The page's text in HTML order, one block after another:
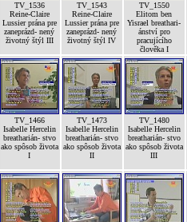
TV_1536
Reine-Claire
Lussier prána pre
zaneprázd- nený
životný štýl III
TV_1543
Reine-Claire
Lussier prána pre
zaneprázd- nený
životný štýl IV
TV_1550
Elitom ben
Yisrael breathari-
ánství pro
pracujícího
člověka I
TV_1466
Isabelle Hercelin
breatharián- stvo
ako spôsob života
I
TV_1473
Isabelle Hercelin
breatharián- stvo
ako spôsob života
II
TV_1480
Isabelle Hercelin
breatharián- stvo
ako spôsob života
III